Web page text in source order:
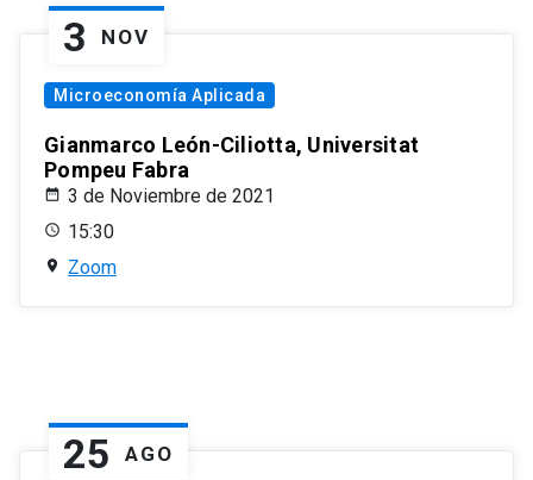
3 NOV
Microeconomía Aplicada
Gianmarco León-Ciliotta, Universitat
Pompeu Fabra
3 de Noviembre de 2021
15:30
Zoom
25 AGO